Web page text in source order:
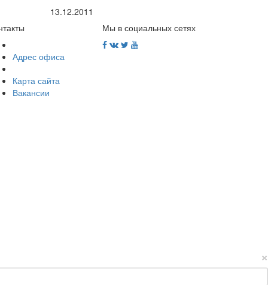
13.12.2011
Адрес офиса
Карта сайта
Вакансии
Мы в социальных сетях
×